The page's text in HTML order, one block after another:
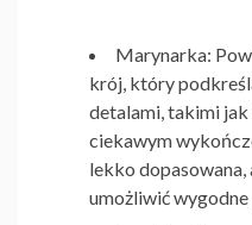
Marynarka:
krój, który
detalami, takimi
ciekawym
lekko dopasowana,
umożliwić wygodne